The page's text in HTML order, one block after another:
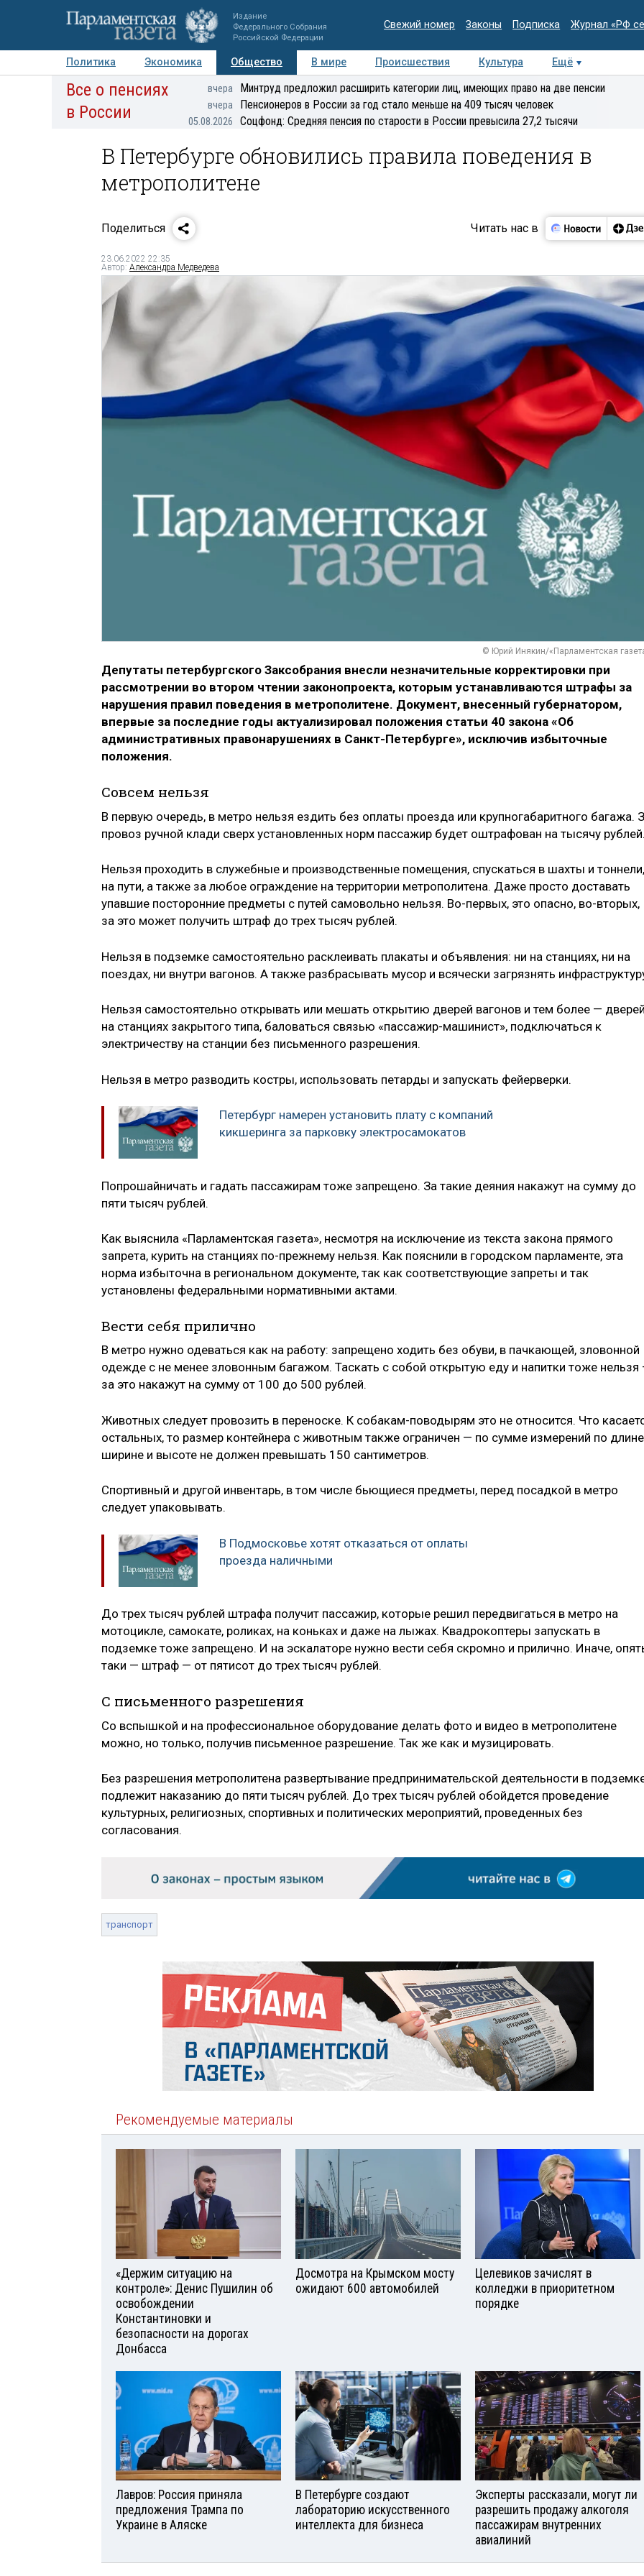
Издание
Федерального Собрания
Российской Федерации
Свежий номер Законы Подписка Журнал «РФ
Политика Экономика Общество В мире Происшествия Культура
Ещё
Авторы Персоны Мнения Регионы Медиацентр Интервью Колумнисты
Все о пенсиях
в России
вчера Минтруд предложил расширить категории лиц, имеющих право на две пенсии
вчера Пенсионеров в России за год стало меньше на 409 тысяч человек
05.08.2026 Соцфонд: Средняя пенсия по старости в России превысила 27,2 тысячи
В Петербурге обновились правила поведения в
метрополитене
Поделиться Читать нас в
23.06.2022 22:35
Автор: Александра Медведева
© Юрий Инякин/«Парламентская
Депутаты петербургского Заксобрания внесли незначительные корректировки при
рассмотрении во втором чтении законопроекта, которым устанавливаются штрафы за
нарушения правил поведения в метрополитене. Документ, внесенный губернатором,
впервые за последние годы актуализировал положения статьи 40 закона «Об
административных правонарушениях в Санкт-Петербурге», исключив избыточные
положения.
Совсем нельзя
В первую очередь, в метро нельзя ездить без оплаты проезда или крупногабаритного багажа.
провоз ручной клади сверх установленных норм пассажир будет оштрафован на тысячу
Нельзя проходить в служебные и производственные помещения, спускаться в шахты и тоннели,
на пути, а также за любое ограждение на территории метрополитена. Даже просто доставать
упавшие посторонние предметы с путей самовольно нельзя. Во-первых, это опасно, во-вторых,
за это может получить штраф до трех тысяч рублей.
Нельзя в подземке самостоятельно расклеивать плакаты и объявления: ни на станциях, ни на
поездах, ни внутри вагонов. А также разбрасывать мусор и всячески загрязнять
Нельзя самостоятельно открывать или мешать открытию дверей вагонов и тем более —
на станциях закрытого типа, баловаться связью «пассажир-машинист», подключаться к
электричеству на станции без письменного разрешения.
Нельзя в метро разводить костры, использовать петарды и запускать фейерверки.
Петербург намерен установить плату с компаний
кикшеринга за парковку электросамокатов
Попрошайничать и гадать пассажирам тоже запрещено. За такие деяния накажут на сумму до
пяти тысяч рублей.
Как выяснила «Парламентская газета», несмотря на исключение из текста закона прямого
запрета, курить на станциях по-прежнему нельзя. Как пояснили в городском парламенте, эта
норма избыточна в региональном документе, так как соответствующие запреты и так
установлены федеральными нормативными актами.
Вести себя прилично
В метро нужно одеваться как на работу: запрещено ходить без обуви, в пачкающей, зловонной
одежде с не менее зловонным багажом. Таскать с собой открытую еду и напитки тоже нельзя
за это накажут на сумму от 100 до 500 рублей.
Животных следует провозить в переноске. К собакам-поводырям это не относится. Что
остальных, то размер контейнера с животным также ограничен — по сумме измерений по
ширине и высоте не должен превышать 150 сантиметров.
Спортивный и другой инвентарь, в том числе бьющиеся предметы, перед посадкой в метро
следует упаковывать.
В Подмосковье хотят отказаться от оплаты
проезда наличными
До трех тысяч рублей штрафа получит пассажир, которые решил передвигаться в метро на
мотоцикле, самокате, роликах, на коньках и даже на лыжах. Квадрокоптеры запускать в
подземке тоже запрещено. И на эскалаторе нужно вести себя скромно и прилично. Иначе,
таки — штраф — от пятисот до трех тысяч рублей.
С письменного разрешения
Со вспышкой и на профессиональное оборудование делать фото и видео в метрополитене
можно, но только, получив письменное разрешение. Так же как и музицировать.
Без разрешения метрополитена развертывание предпринимательской деятельности в
подлежит наказанию до пяти тысяч рублей. До трех тысяч рублей обойдется проведение
культурных, религиозных, спортивных и политических мероприятий, проведенных без
согласования.
транспорт
Рекомендуемые материалы
«Держим ситуацию на
контроле»: Денис Пушилин об
освобождении
Константиновки и
безопасности на дорогах
Донбасса
Досмотра на Крымском мосту
ожидают 600 автомобилей
Целевиков зачислят в
колледжи в приоритетном
порядке
Лавров: Россия приняла
предложения Трампа по
Украине в Аляске
В Петербурге создают
лабораторию искусственного
интеллекта для бизнеса
Эксперты рассказали, могут ли
разрешить продажу алкоголя
пассажирам внутренних
авиалиний